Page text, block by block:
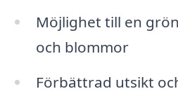
Möjlighet till en
och blommor
Förbättrad utsikt